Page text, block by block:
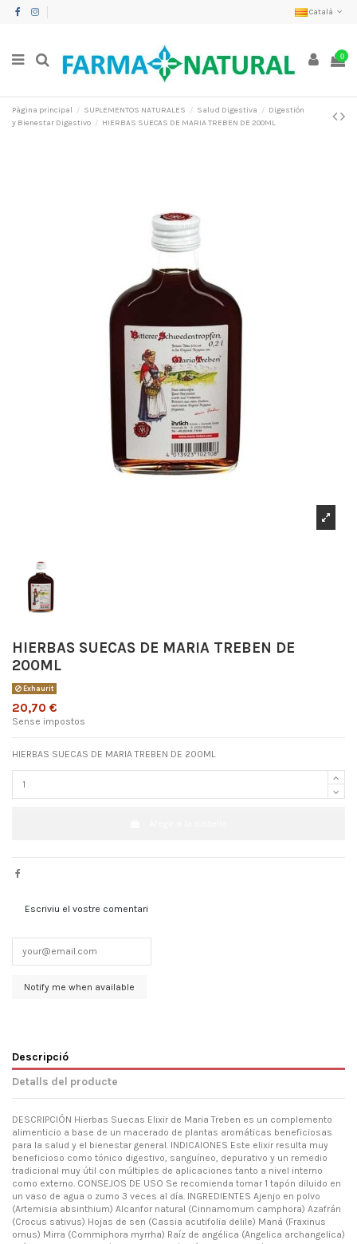
Català
0
Pàgina principal SUPLEMENTOS NATURALES Salud Digestiva
Digestión
y Bienestar Digestivo
HIERBAS SUECAS DE MARIA TREBEN DE 200ML
HIERBAS SUECAS DE MARIA TREBEN DE
200ML
Exhaurit
20,70 €
Sense impostos
HIERBAS SUECAS DE MARIA TREBEN DE 200ML
Escriviu el vostre comentari
Descripció
Detalls del producte
DESCRIPCIÓN Hierbas Suecas Elixir de Maria Treben es un complemento
alimenticio a base de un macerado de plantas aromáticas beneficiosas
para la salud y el bienestar general. INDICAIONES Este elixir resulta muy
beneficioso como tónico digestivo, sanguíneo, depurativo y un remedio
tradicional muy útil con múltiples de aplicaciones tanto a nivel interno
como externo. CONSEJOS DE USO Se recomienda tomar 1 tapón diluido en
un vaso de agua o zumo 3 veces al día. INGREDIENTES Ajenjo en polvo
(Artemisia absinthium) Alcanfor natural (Cinnamomum camphora) Azafrán
(Crocus sativus) Hojas de sen (Cassia acutifolia delile) Maná (Fraxinus
ornus) Mirra (Commiphora myrrha) Raíz de angélica (Angelica archangelica)